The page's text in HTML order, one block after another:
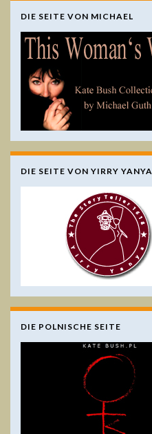
DIE SEITE VON MICHAEL
DIE SEITE VON YIRRY YANYA
DIE POLNISCHE SEITE